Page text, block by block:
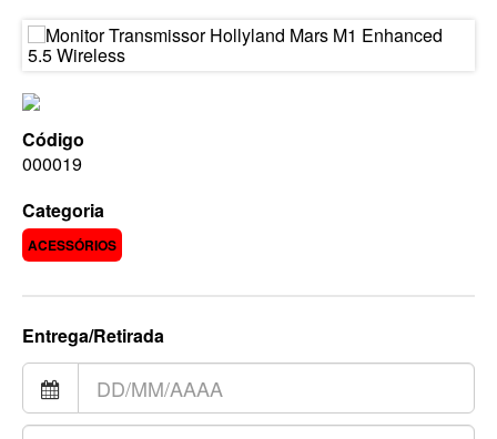
Código
000019
Categoria
ACESSÓRIOS
Entrega/Retirada